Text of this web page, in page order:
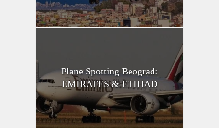
Plane Spotting Beograd:
EMIRATES & ETIHAD